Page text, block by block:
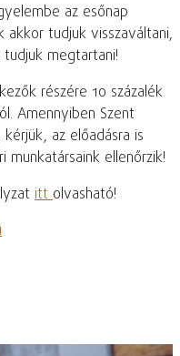
az esőnap
tudjuk visszaváltani,
megtartani!
részére 10 százalék
Amennyiben Szent
az előadásra is
ellenőrzik!
ittolvasható!